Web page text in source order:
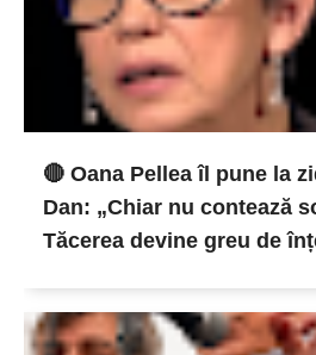
🔴 Oana Pellea îl pune la
Dan: „Chiar nu contează
Tăcerea devine greu de